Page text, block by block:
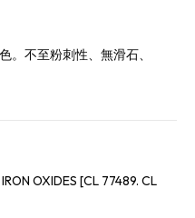
不至粉刺性、無滑石、